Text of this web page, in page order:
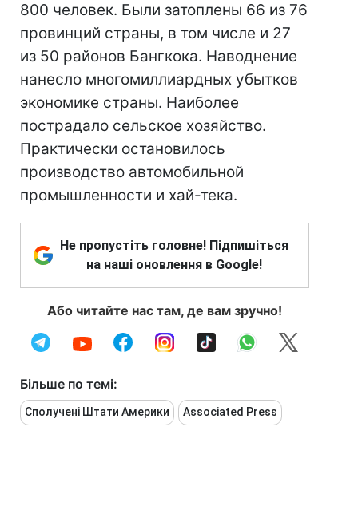
800 человек. Были затоплены 66 из 76
провинций страны, в том числе и 27
из 50 районов Бангкока. Наводнение
нанесло многомиллиардных убытков
экономике страны. Наиболее
пострадало сельское хозяйство.
Практически остановилось
производство автомобильной
промышленности и хай-тека.
Не пропустіть головне! Підпишіться
на наші оновлення в Google!
Або читайте нас там, де вам зручно!
Більше по темі:
Сполучені Штати Америки Associated Press